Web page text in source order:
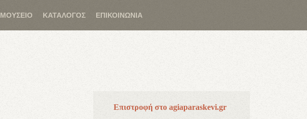
ΜΟΥΣΕΙΟ ΚΑΤΑΛΟΓΟΣ ΕΠΙΚΟΙΝΩΝΙΑ
Επιστροφή στο agiaparaskevi.gr